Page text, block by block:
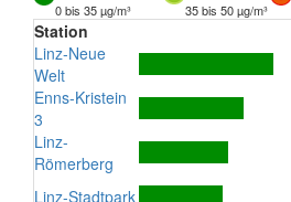
0 bis 35 µg/m³
35 bis 50 µg/m³
Station
Linz-Neue
Welt
Enns-Kristein
3
Linz-
Römerberg
Linz-Stadtpark